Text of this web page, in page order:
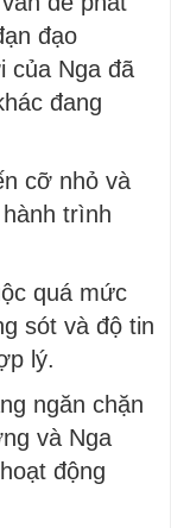
đạo
của Nga đã
đang
cỡ nhỏ và
trình
quá mức
sót và độ tin
lý.
ngăn chặn
và Nga
động